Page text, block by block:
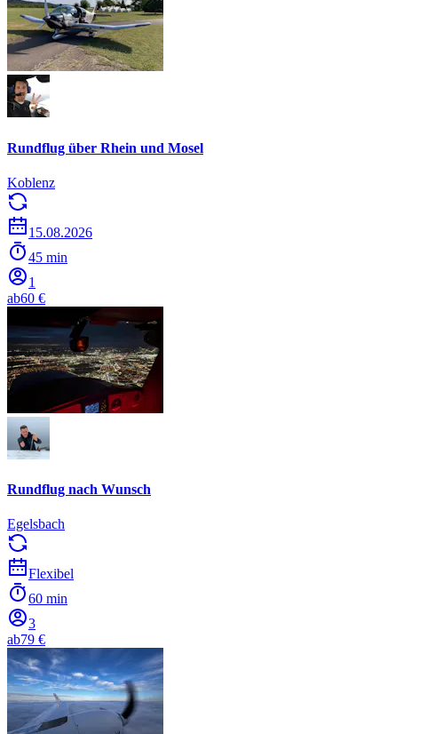
Rundflug über Rhein und Mosel
Koblenz
15.08.2026
45 min
1
ab60 €
Rundflug nach Wunsch
Egelsbach
Flexibel
60 min
3
ab79 €